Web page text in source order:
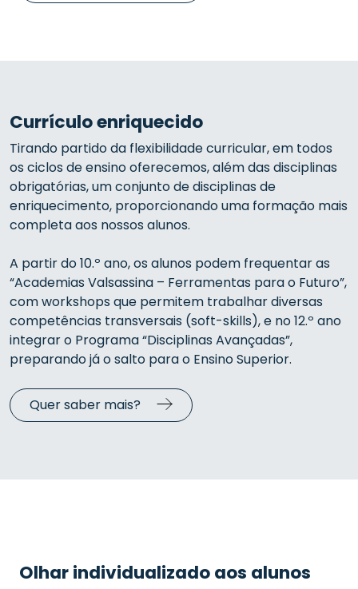
Currículo enriquecido
Tirando partido da flexibilidade curricular, em todos
os ciclos de ensino oferecemos, além das disciplinas
obrigatórias, um conjunto de disciplinas de
enriquecimento, proporcionando uma formação mais
completa aos nossos alunos.
A partir do 10.º ano, os alunos podem frequentar as
“Academias Valsassina – Ferramentas para o Futuro”,
com workshops que permitem trabalhar diversas
competências transversais (soft-skills), e no 12.º ano
integrar o Programa “Disciplinas Avançadas”,
preparando já o salto para o Ensino Superior.
Quer saber mais?
Olhar individualizado aos alunos